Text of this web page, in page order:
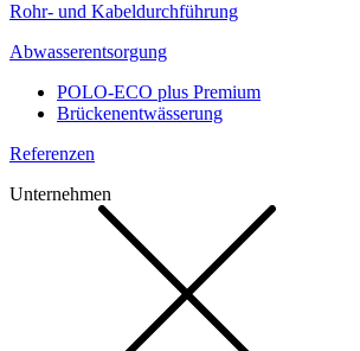
Rohr- und Kabeldurchführung
Abwasserentsorgung
POLO-ECO plus Premium
Brückenentwässerung
Referenzen
Unternehmen